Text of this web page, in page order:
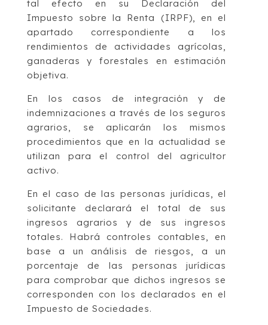
tal efecto en su Declaración del
Impuesto sobre la Renta (IRPF), en el
apartado correspondiente a los
rendimientos de actividades agrícolas,
ganaderas y forestales en estimación
objetiva.
En los casos de integración y de
indemnizaciones a través de los seguros
agrarios, se aplicarán los mismos
procedimientos que en la actualidad se
utilizan para el control del agricultor
activo.
En el caso de las personas jurídicas, el
solicitante declarará el total de sus
ingresos agrarios y de sus ingresos
totales. Habrá controles contables, en
base a un análisis de riesgos, a un
porcentaje de las personas jurídicas
para comprobar que dichos ingresos se
corresponden con los declarados en el
Impuesto de Sociedades.